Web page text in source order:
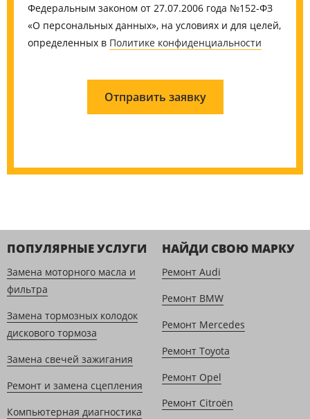
Федеральным законом от 27.07.2006 года №152-ФЗ
«О персональных данных», на условиях и для целей,
определенных в Политике конфиденциальности
Отправить заявку
ПОПУЛЯРНЫЕ УСЛУГИ
Замена моторного масла и
фильтра
Замена тормозных колодок
дискового тормоза
Замена свечей зажигания
Ремонт и замена сцепления
Компьютерная диагностика
НАЙДИ СВОЮ МАРКУ
Ремонт Audi
Ремонт BMW
Ремонт Mercedes
Ремонт Toyota
Ремонт Opel
Ремонт Citroën